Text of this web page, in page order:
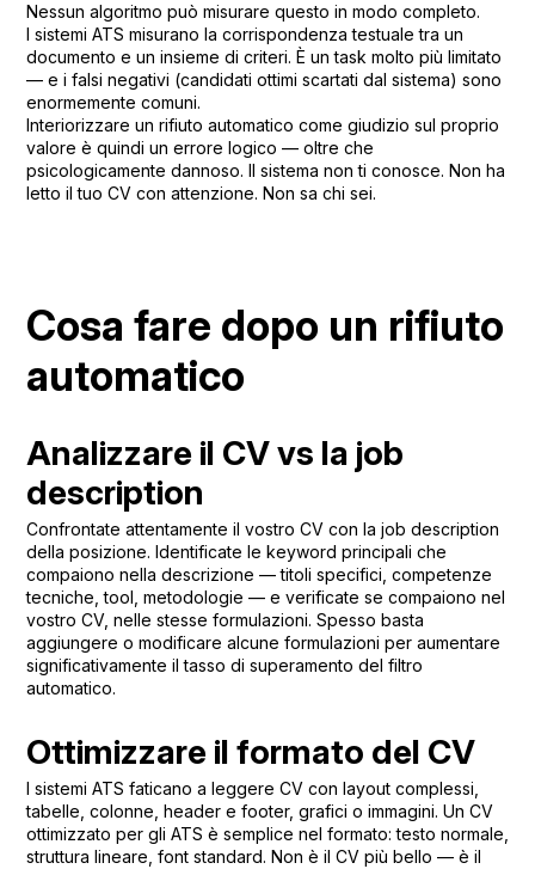
Nessun algoritmo può misurare questo in modo completo.
I sistemi ATS misurano la corrispondenza testuale tra un
documento e un insieme di criteri. È un task molto più limitato
— e i falsi negativi (candidati ottimi scartati dal sistema) sono
enormemente comuni.
Interiorizzare un rifiuto automatico come giudizio sul proprio
valore è quindi un errore logico — oltre che
psicologicamente dannoso. Il sistema non ti conosce. Non ha
letto il tuo CV con attenzione. Non sa chi sei.
Cosa fare dopo un rifiuto
automatico
Analizzare il CV vs la job
description
Confrontate attentamente il vostro CV con la job description
della posizione. Identificate le keyword principali che
compaiono nella descrizione — titoli specifici, competenze
tecniche, tool, metodologie — e verificate se compaiono nel
vostro CV, nelle stesse formulazioni. Spesso basta
aggiungere o modificare alcune formulazioni per aumentare
significativamente il tasso di superamento del filtro
automatico.
Ottimizzare il formato del CV
I sistemi ATS faticano a leggere CV con layout complessi,
tabelle, colonne, header e footer, grafici o immagini. Un CV
ottimizzato per gli ATS è semplice nel formato: testo normale,
struttura lineare, font standard. Non è il CV più bello — è il